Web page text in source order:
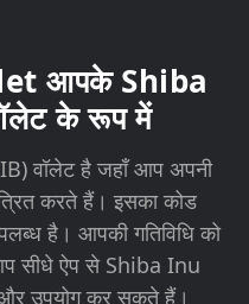
आपके Shiba
के रूप में
वॉलेट है जहाँ आप अपनी
करते हैं। इसका कोड
है। आपकी गतिविधि को
सीधे ऐप से Shiba Inu
उपयोग कर सकते हैं।